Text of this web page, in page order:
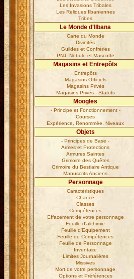
Les Invasions Tribales
Les Reliques Ilbaniennes
Tribes
Le Monde d'Ilbana
Carte du Monde
Divinités
Guildes et Confréries
PNJ, Nebule et Mascotte
Magasins et Entrepôts
Entrepôts
Magasins Officiels
Magasins Privés
Magasins Privés - Statuts
Moogles
- Principe et Fonctionnement -
Courses
Expérience, Renommée, Niveaux
Objets
- Principes de Base -
Armes et Protections
Armures Saintes
Grimoire des Quêtes
Grimoire du Bestiaire Antique
Manuscrits Anciens
Personnage
Caractéristiques
Chance
Classes
Compétences
Effacement de votre personnage
Feuille d'alchimie
Feuille d'Equipement
Feuille de Compétences
Feuille de Personnage
Inventaire
Limites Journalières
Missives
Mort de votre personnage
Options et Préférences